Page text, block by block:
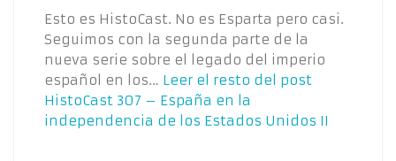
Esto es HistoCast. No es Esparta pero casi.
Seguimos con la segunda parte de la
nueva serie sobre el legado del imperio
español en los… Leer el resto del post
HistoCast 307 – España en la
independencia de los Estados Unidos II